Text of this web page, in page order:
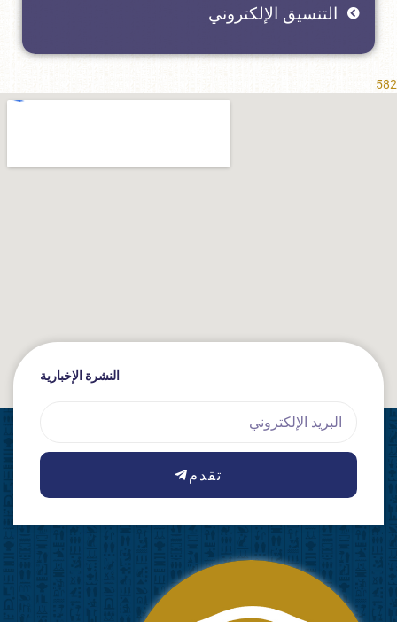
التنسيق الإلكتروني
582
النشرة الإخبارية
تقدم